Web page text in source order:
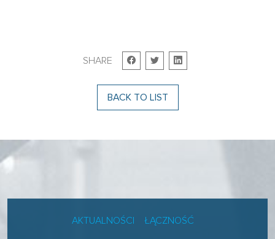
SHARE
BACK TO LIST
AKTUALNOŚCI ŁĄCZNOŚĆ